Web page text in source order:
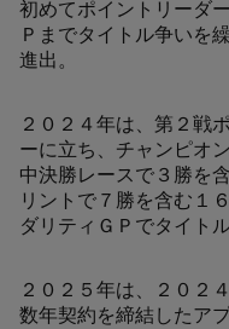
初めてポイントリーダ
Ｐまでタイトル争いを
進出。
２０２４年は、第２戦
ーに立ち、チャンピオ
中決勝レースで３勝を
リントで７勝を含む１
ダリティＧＰでタイト
２０２５年は、２０２
数年契約を締結したア